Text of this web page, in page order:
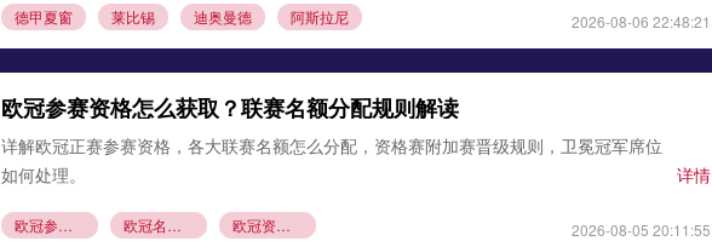
德甲夏窗 莱比锡 迪奥曼德 阿斯拉尼 2026-08-06 22:48:21
欧冠参赛资格怎么获取？联赛名额分配规则解读
详解欧冠正赛参赛资格，各大联赛名额怎么分配，资格赛附加赛晋级规则，卫冕冠军席位
如何处理。
详情
欧冠参赛资格 欧冠名额分配 欧冠资格赛规则 2026-08-05 20:11:55